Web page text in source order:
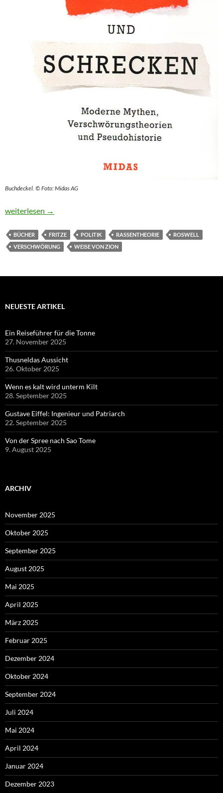
Buchdeckel. © Foto: Midas AG
Mehr als irres Geschwurbel
weiterlesen →
BÜCHER FRITZE POLITIK RASSENTHEORIE
ROSWELL
VERSCHWÖRUNG
WEISE VON ZION
NEUESTE ARTIKEL
Ein Reiseführer für die Tonne
27. November 2025
Thusneldas Aussicht
26. Oktober 2025
Wenn es kalt wird unterm Kilt
28. September 2025
Gustave Eiffel: Ingenieur und Patriarch
22. September 2025
Von der Spree nach Sao Tome
9. August 2025
ARCHIV
November 2025
Oktober 2025
September 2025
August 2025
Mai 2025
April 2025
März 2025
Februar 2025
Dezember 2024
Oktober 2024
September 2024
Juli 2024
Mai 2024
April 2024
Januar 2024
Dezember 2023